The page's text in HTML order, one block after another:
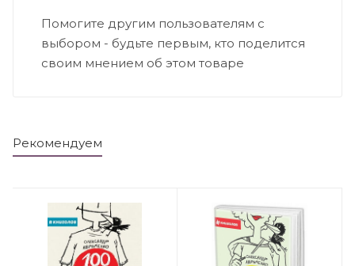
Помогите другим пользователям с
выбором - будьте первым, кто поделится
своим мнением об этом товаре
Рекомендуем